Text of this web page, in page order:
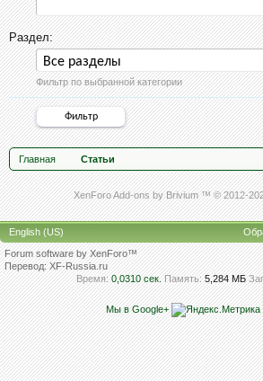
Раздел:
Фильтр по выбранной категории
Главная Статьи
XenForo Add-ons by Brivium ™ © 2012-
English (US)
Forum software by XenForo™
Перевод:XF-Russia.ru
Время: 0,0310 сек. Память: 5,284 МБ
Мы в Google+